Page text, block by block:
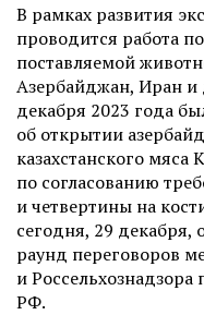
В рамках развития
проводится работа
поставляемой
Азербайджан, Иран и
декабря 2023 года
об открытии
казахстанского
по согласованию
и четвертины на
сегодня, 29
раунд переговоров
и
РФ.